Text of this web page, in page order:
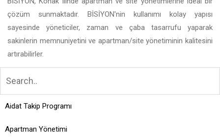
çözüm sunmaktadır. BİSİYON'nin kullanımı kolay yapısı
sayesinde yöneticiler, zaman ve çaba tasarrufu yaparak
sakinlerin memnuniyetini ve apartman/site yönetiminin kalitesini
artırabilirler.
Aidat Takip Programı
Apartman Yönetimi